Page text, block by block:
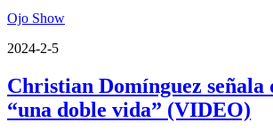
Ojo Show
2024-2-5
Christian Domínguez señala
“una doble vida” (VIDEO)